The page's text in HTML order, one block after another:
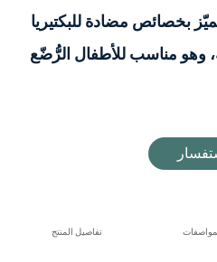
بخصائص مضادة للبكتيريا
وهو مناسب للأطفال الرُّضّع
تفاصيل المنتج